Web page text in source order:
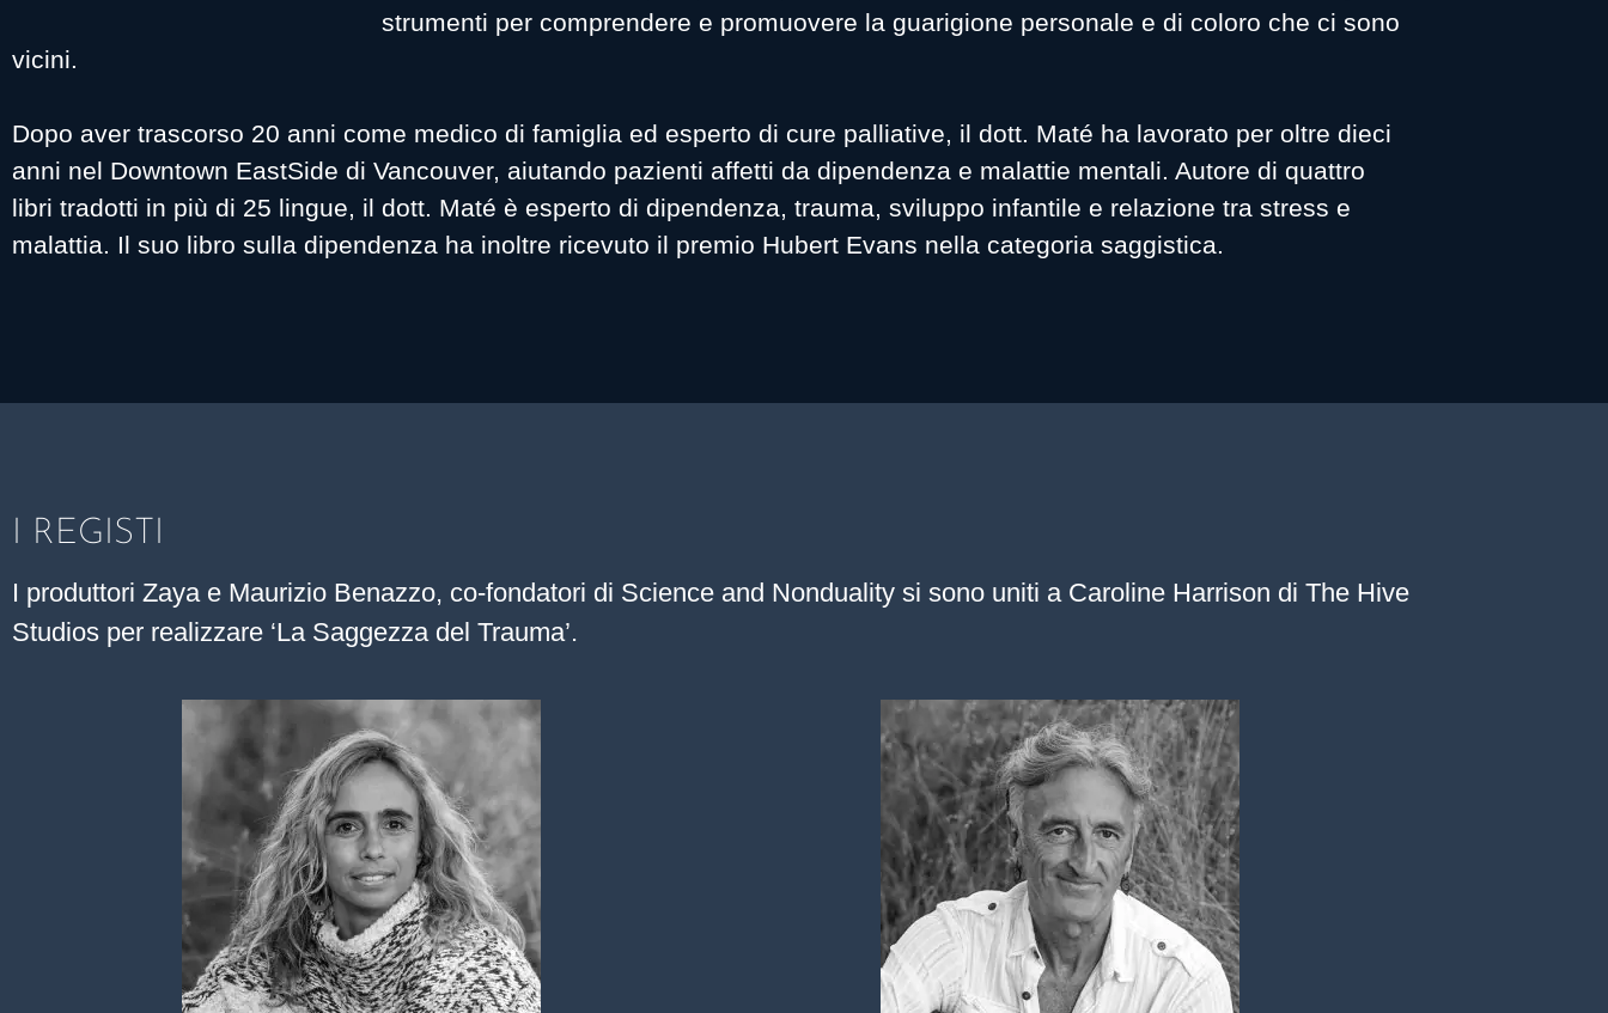
strumenti per comprendere e promuovere la guarigione personale e di coloro che ci sono
vicini.
Dopo aver trascorso 20 anni come medico di famiglia ed esperto di cure palliative, il dott. Maté ha lavorato per oltre dieci
anni nel Downtown EastSide di Vancouver, aiutando pazienti affetti da dipendenza e malattie mentali. Autore di quattro
libri tradotti in più di 25 lingue, il dott. Maté è esperto di dipendenza, trauma, sviluppo infantile e relazione tra stress e
malattia. Il suo libro sulla dipendenza ha inoltre ricevuto il premio Hubert Evans nella categoria saggistica.
I REGISTI
I produttori Zaya e Maurizio Benazzo, co-fondatori di Science and Nonduality si sono uniti a Caroline Harrison di The Hive
Studios per realizzare ‘La Saggezza del Trauma’.